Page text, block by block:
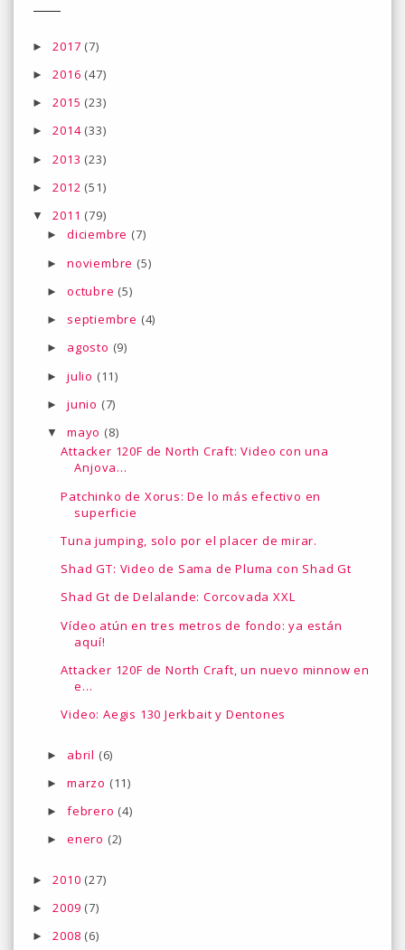
►2017 (7)
►2016 (47)
►2015 (23)
►2014 (33)
►2013 (23)
►2012 (51)
▼2011 (79)
► diciembre (7)
► noviembre (5)
► octubre (5)
► septiembre (4)
► agosto (9)
► julio (11)
► junio (7)
▼ mayo (8)
Attacker 120F de North Craft: Video con una
Anjova...
Patchinko de Xorus: De lo más efectivo en
superficie
Tuna jumping, solo por el placer de mirar.
Shad GT: Video de Sama de Pluma con Shad Gt
Shad Gt de Delalande: Corcovada XXL
Vídeo atún en tres metros de fondo: ya están
aquí!
Attacker 120F de North Craft, un nuevo minnow en
e...
Video: Aegis 130 Jerkbait y Dentones
► abril (6)
► marzo (11)
► febrero (4)
► enero (2)
►2010 (27)
►2009 (7)
►2008 (6)